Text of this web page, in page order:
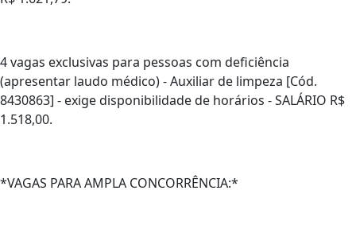
4 vagas exclusivas para pessoas com deficiência
(apresentar laudo médico) - Auxiliar de limpeza [Cód.
8430863] - exige disponibilidade de horários - SALÁRIO R$
1.518,00.
*VAGAS PARA AMPLA CONCORRÊNCIA:*